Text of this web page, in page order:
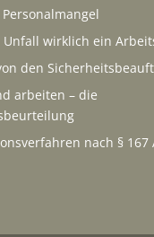
Unfall wirklich ein
den
arbeiten – die
nach § 167